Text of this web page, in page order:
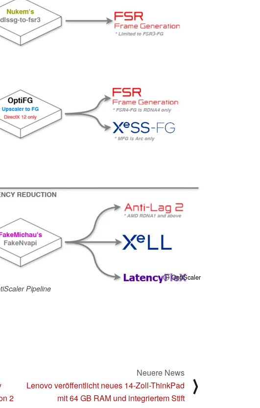
ⓘ OptiScaler
Pipeline
2
Neuere News
Lenovo veröffentlicht neues 14-Zoll-ThinkPad
mit 64 GB RAM und integriertem Stift
⟩